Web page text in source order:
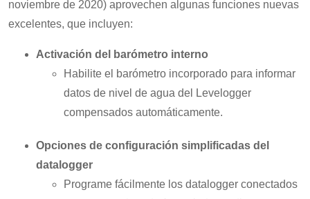
noviembre de 2020) aprovechen algunas funciones nuevas
excelentes, que incluyen:
Activación del barómetro interno
Habilite el barómetro incorporado para informar
datos de nivel de agua del Levelogger
compensados automáticamente.
Opciones de configuración simplificadas del
datalogger
Programe fácilmente los datalogger conectados